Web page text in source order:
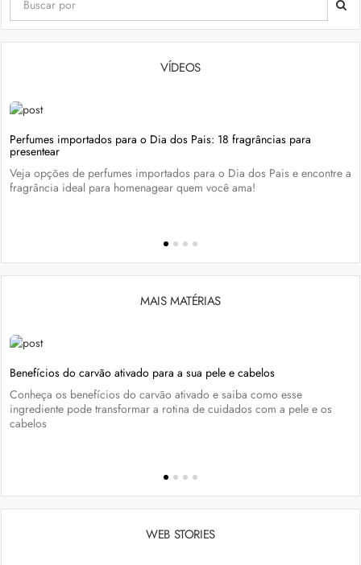
VÍDEOS
Perfumes importados para o Dia dos Pais: 18 fragrâncias para
presentear
Veja opções de perfumes importados para o Dia dos Pais e encontre a
fragrância ideal para homenagear quem você ama!
MAIS MATÉRIAS
Benefícios do carvão ativado para a sua pele e cabelos
Conheça os benefícios do carvão ativado e saiba como esse
ingrediente pode transformar a rotina de cuidados com a pele e os
cabelos
WEB STORIES